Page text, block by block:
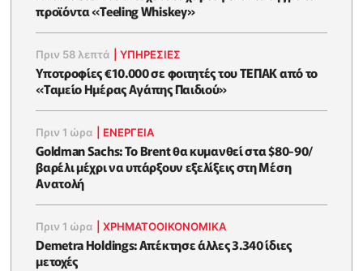
προϊόντα «Teeling Whiskey»
Πριν 58 λεπτά |ΥΠΗΡΕΣΙΕΣ
Υποτροφίες €10.000 σε φοιτητές του ΤΕΠΑΚ από το
«Ταμείο Ημέρας Αγάπης Παιδιού»
Πριν 1 ώρα ΕΝΈΡΓΕΙΑ
Goldman Sachs: Το Brent θα κυμανθεί στα $80-90/
βαρέλι μέχρι να υπάρξουν εξελίξεις στη Μέση
Ανατολή
Πριν 1 ώρα |ΧΡΗΜΑΤΟΟΙΚΟΝΟΜΙΚΆ
Demetra Holdings: Απέκτησε άλλες 3.340 ίδιες
μετοχές